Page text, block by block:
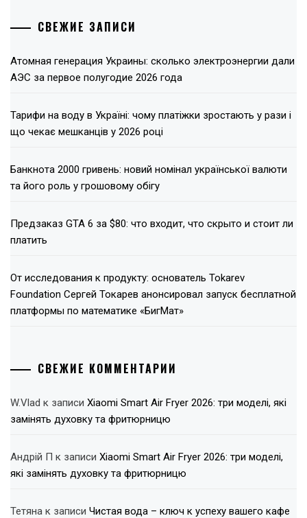
СВЕЖИЕ ЗАПИСИ
Атомная генерация Украины: сколько электроэнергии дали
АЭС за первое полугодие 2026 года
Тарифи на воду в Україні: чому платіжки зростають у рази і
що чекає мешканців у 2026 році
Банкнота 2000 гривень: новий номінал української валюти
та його роль у грошовому обігу
Предзаказ GTA 6 за $80: что входит, что скрыто и стоит ли
платить
От исследования к продукту: основатель Tokarev
Foundation Сергей Токарев анонсировал запуск бесплатной
платформы по математике «БигМат»
СВЕЖИЕ КОММЕНТАРИИ
W.Vlad к записи Xiaomi Smart Air Fryer 2026: три моделі, які
замінять духовку та фритюрницю
Андрій П к записи Xiaomi Smart Air Fryer 2026: три моделі,
які замінять духовку та фритюрницю
Тетяна к записи Чистая вода – ключ к успеху вашего кафе